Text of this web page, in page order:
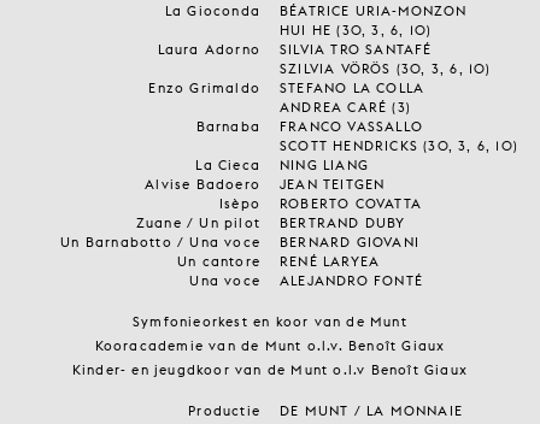
La Gioconda
BÉATRICE URIA-MONZON
HUI HE (30, 3, 6, 10)
Laura Adorno
SILVIA TRO SANTAFÉ
SZILVIA VÖRÖS (30, 3, 6, 10)
Enzo Grimaldo
STEFANO LA COLLA
ANDREA CARÉ (3)
Barnaba
FRANCO VASSALLO
SCOTT HENDRICKS (30, 3, 6, 10)
La Cieca
NING LIANG
Alvise Badoero
JEAN TEITGEN
Isèpo
ROBERTO COVATTA
Zuane / Un pilot
BERTRAND DUBY
Un Barnabotto / Una voce
BERNARD GIOVANI
Un cantore
RENÉ LARYEA
Una voce
ALEJANDRO FONTÉ
Symfonieorkest en koor van de Munt
Kooracademie van de Munt o.l.v. Benoît Giaux
Kinder- en jeugdkoor van de Munt o.l.v Benoît Giaux
Productie
DE MUNT / LA MONNAIE